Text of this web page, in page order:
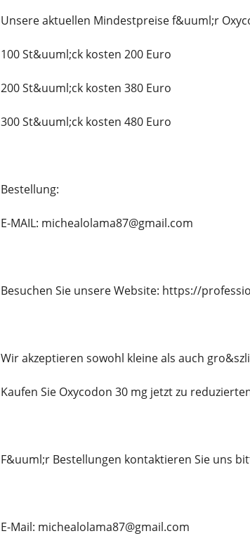
Unsere aktuellen Mindestpreise f&uuml;r
100 St&uuml;ck kosten 200 Euro
200 St&uuml;ck kosten 380 Euro
300 St&uuml;ck kosten 480 Euro
Bestellung:
E-MAIL: michealolama87@gmail.com
Besuchen Sie unsere Website: https://
Wir akzeptieren sowohl kleine als auch
Kaufen Sie Oxycodon 30 mg jetzt zu
F&uuml;r Bestellungen kontaktieren Sie uns
E-Mail: michealolama87@gmail.com